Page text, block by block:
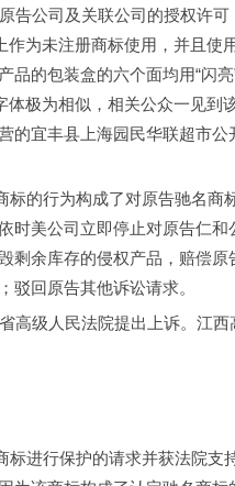
公司及关联公司的授权许可
为未注册商标使用，并且使
的包装盒的六个面均用“闪
体极为相似，相关公众一见到
宜丰县上海园民华联超市公
的行为构成了对原告驰名商
美公司立即停止对原告仁和
剩余库存的侵权产品，赔偿
驳回原告其他诉讼请求。
级人民法院提出上诉。江西
进行保护的请求并获法院支